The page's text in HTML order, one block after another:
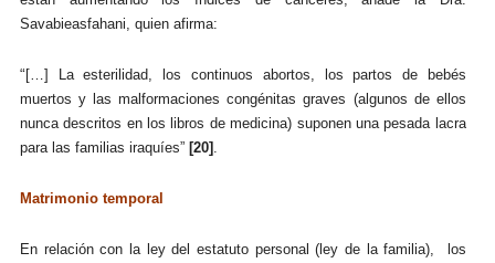
Savabieasfahani, quien afirma:
“[…] La esterilidad, los continuos abortos, los partos de bebés
muertos y las malformaciones congénitas graves (algunos de ellos
nunca descritos en los libros de medicina) suponen una pesada lacra
para las familias iraquíes” [20]
Matrimonio temporal
En relación con la ley del estatuto personal (ley de la familia), los